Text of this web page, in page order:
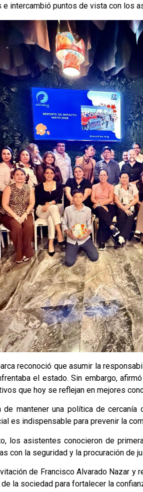
intercambió puntos de vista con los
reconoció que asumir la
el estado. Sin embargo,
que hoy se reflejan en mejores
mantener una política de
es indispensable para prevenir la
los asistentes conocieron de
con la seguridad y la procuración de
de Francisco Alvarado Nazar
la sociedad para fortalecer la